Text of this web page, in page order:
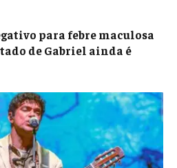
para febre maculosa
de Gabriel ainda é